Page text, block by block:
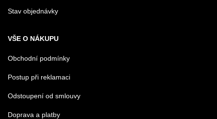
Stav objednávky
VŠE O NÁKUPU
Obchodní podmínky
Postup při reklamaci
Odstoupení od smlouvy
Doprava a platby